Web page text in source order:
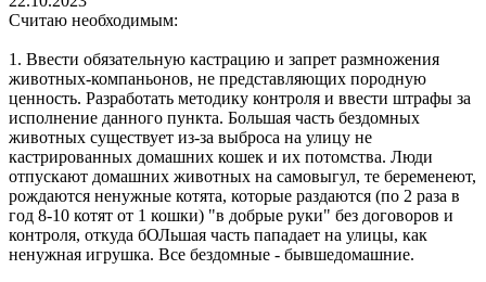
Считаю необходимым:
1. Ввести обязательную кастрацию и запрет размножения
животных-компаньонов, не представляющих породную
ценность. Разработать методику контроля и ввести штрафы за
исполнение данного пункта. Большая часть бездомных
животных существует из-за выброса на улицу не
кастрированных домашних кошек и их потомства. Люди
отпускают домашних животных на самовыгул, те беременеют,
рождаются ненужные котята, которые раздаются (по 2 раза в
год 8-10 котят от 1 кошки) "в добрые руки" без договоров и
контроля, откуда бОЛьшая часть пападает на улицы, как
ненужная игрушка. Все бездомные - бывшедомашние.